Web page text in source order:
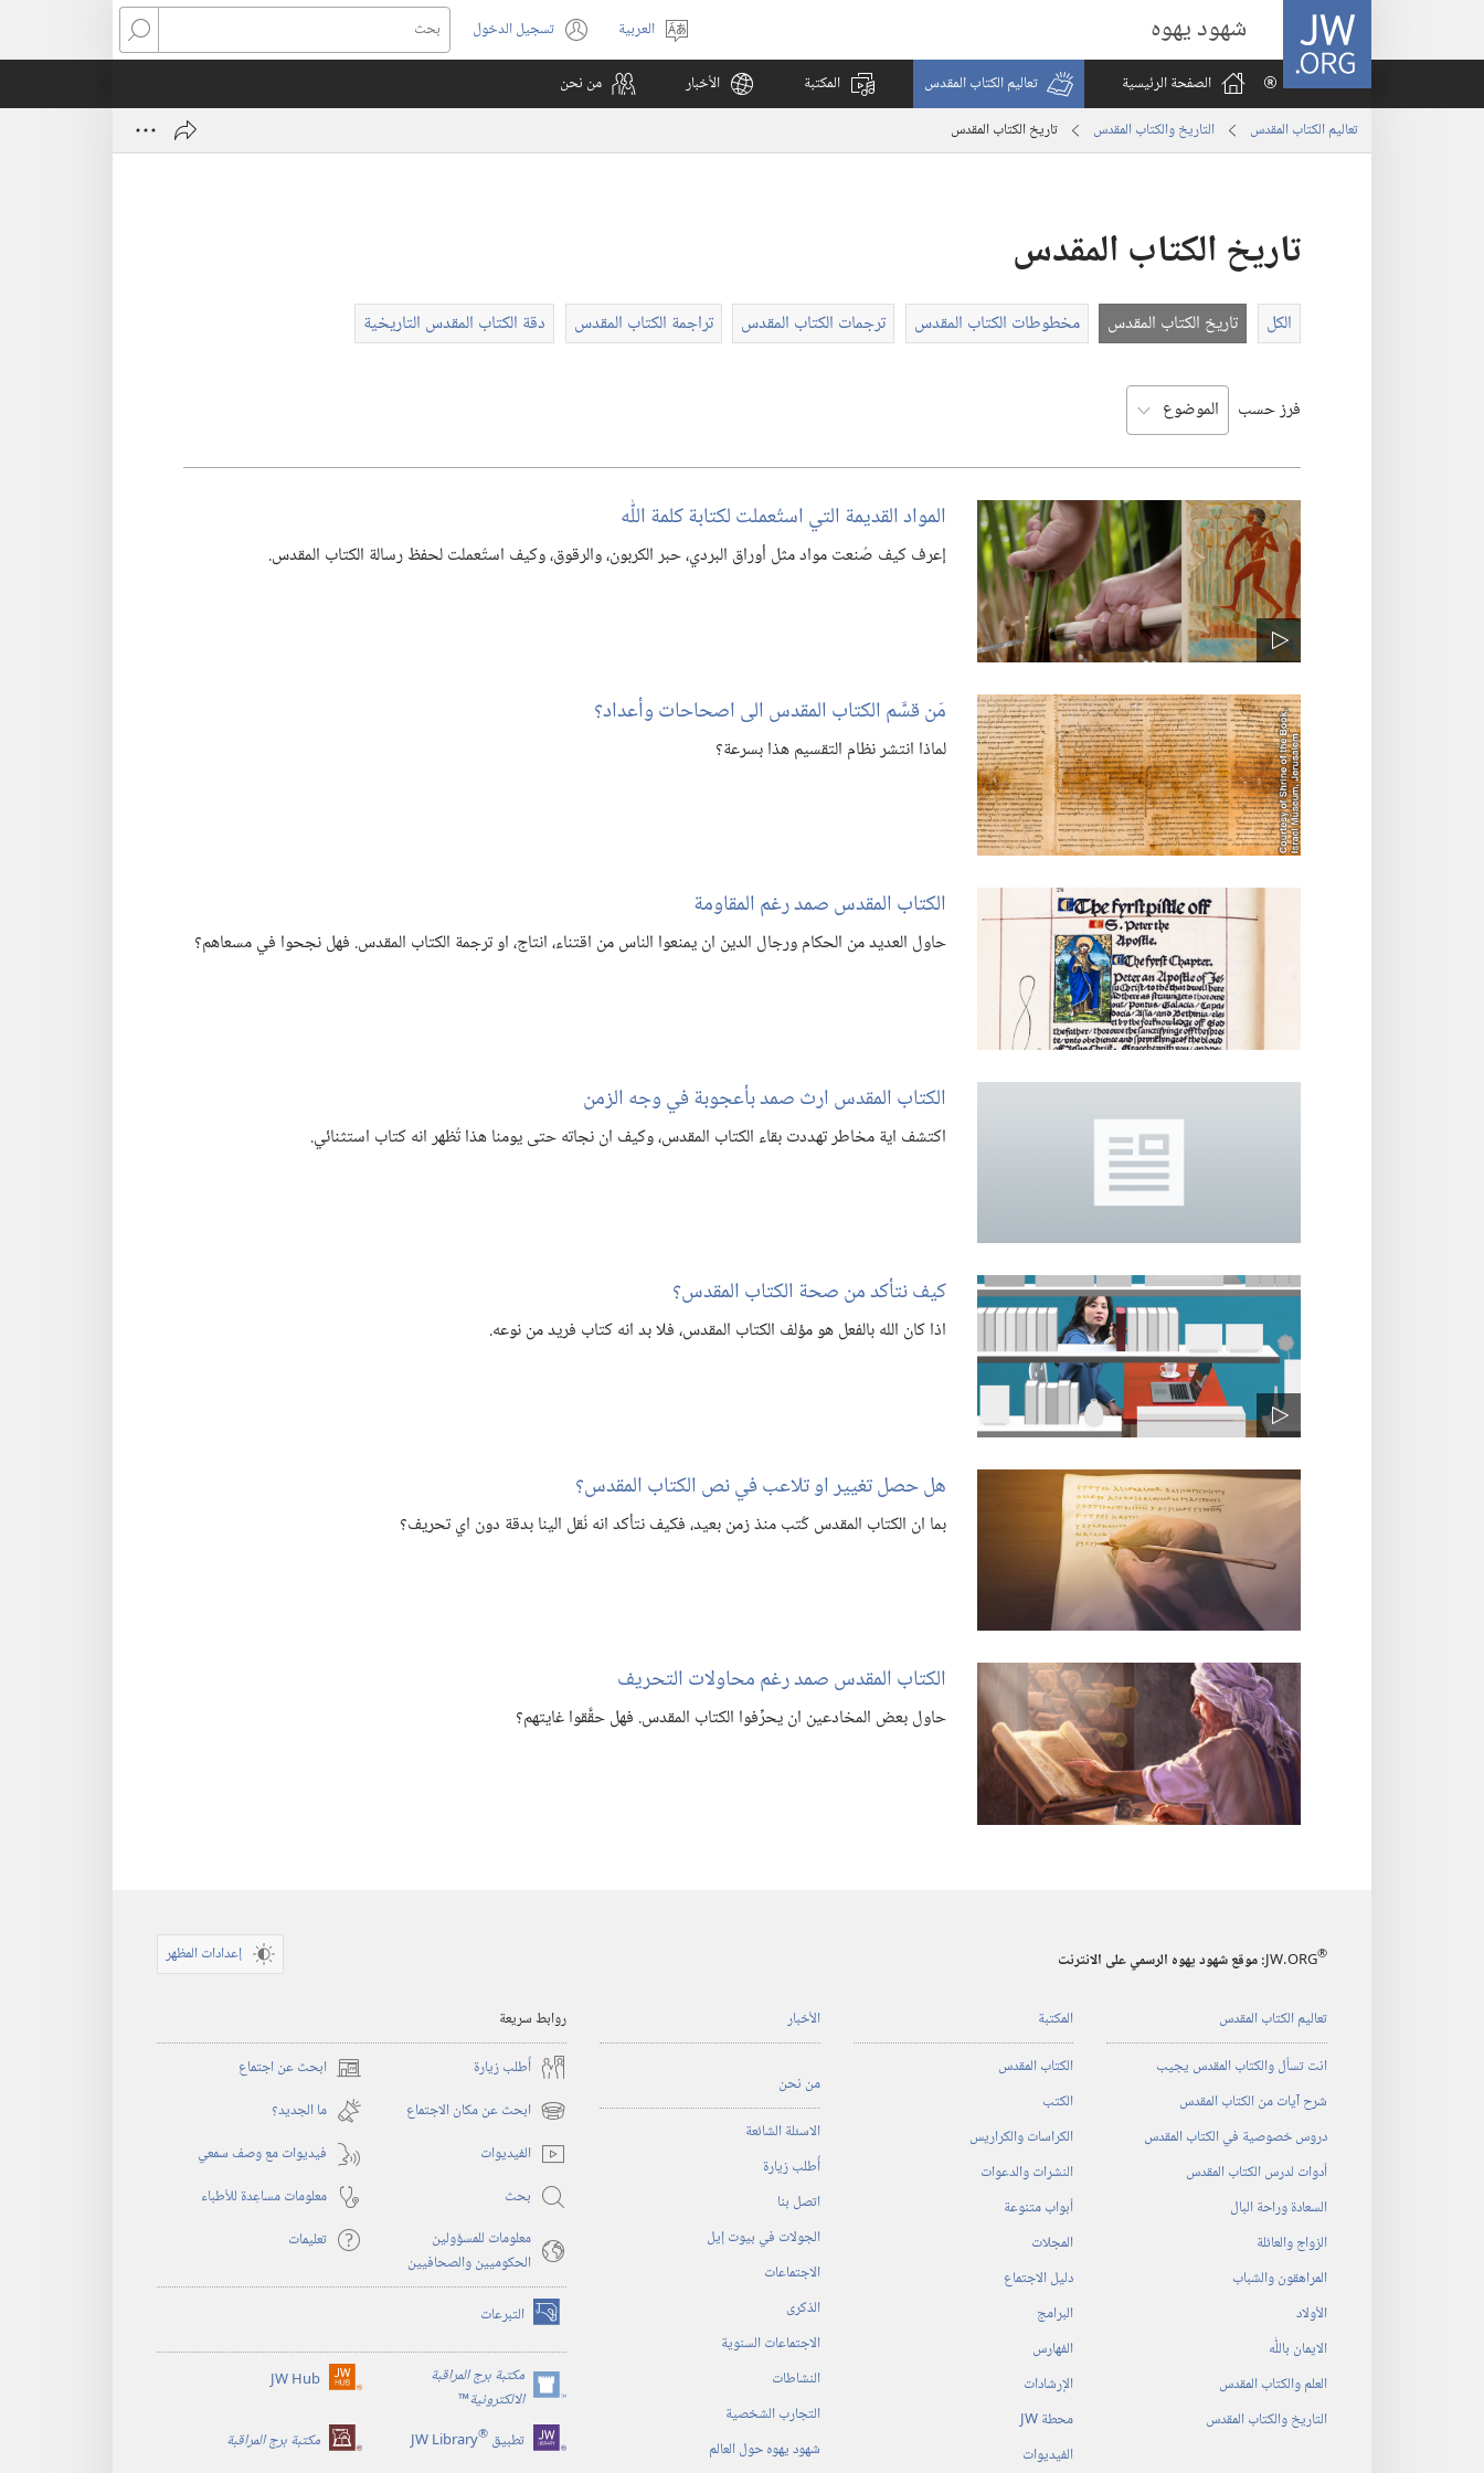
JW.ORG شهود يهوه
اختر
اللغة
العربية تسجيل الدخول
(يفتح
نافذة
بحث
الصفحة الرئيسية
تعاليم الكتاب المقدس المكتبة الأخبار من نحن
تعاليم الكتاب المقدس التاريخ والكتاب المقدس تاريخ الكتاب المقدس
تاريخ الكتاب المقدس
الكل تاريخ الكتاب المقدس مخطوطات الكتاب المقدس ترجمات الكتاب المقدس تراجمة الكتاب المقدس دقة الكتاب المقدس التاريخية
فرز حسب
المواد القديمة التي استُعملت لكتابة كلمة اللّٰه
إعرف كيف صُنعت مواد مثل أوراق البردي،‏ حبر الكربون،‏ والرقوق،‏ وكيف استُعملت لحفظ رسالة الكتاب المقدس.‏
مَن قسَّم الكتاب المقدس الى اصحاحات وأعداد؟‏
لماذا انتشر نظام التقسيم هذا بسرعة؟‏
الكتاب المقدس صمد رغم المقاومة
حاول العديد من الحكام ورجال الدين ان يمنعوا الناس من اقتناء،‏ انتاج،‏ او ترجمة الكتاب المقدس.‏ فهل نجحوا في مسعاهم؟‏
الكتاب المقدس ارث صمد بأعجوبة في وجه الزمن
اكتشف اية مخاطر تهددت بقاء الكتاب المقدس،‏ وكيف ان نجاته حتى يومنا هذا تُظهر انه كتاب استثنائي.‏
كيف نتأكد من صحة الكتاب المقدس؟‏
اذا كان الله بالفعل هو مؤلف الكتاب المقدس،‏ فلا بد انه كتاب فريد من نوعه.‏
هل حصل تغيير او تلاعب في نص الكتاب المقدس؟‏
بما ان الكتاب المقدس كُتب منذ زمن بعيد،‏ فكيف نتأكد انه نُقل الينا بدقة دون اي تحريف؟‏
الكتاب المقدس صمد رغم محاولات التحريف
حاول بعض المخادعين ان يحرِّفوا الكتاب المقدس.‏ فهل حقَّقوا غايتهم؟‏
JW.ORG® :‏ موقع شهود يهوه الرسمي على الانترنت إعدادات المظهر
تعاليم الكتاب المقدس
انت تسأل والكتاب المقدس يجيب
شرح آيات من الكتاب المقدس
دروس خصوصية في الكتاب المقدس
أدوات لدرس الكتاب المقدس
السعادة وراحة البال
الزواج والعائلة
المراهقون والشباب
الأولاد
الايمان باللّٰه
العلم والكتاب المقدس
التاريخ والكتاب المقدس
المكتبة
الكتاب المقدس
الكتب
الكراسات والكراريس
النشرات والدعوات
أبواب متنوعة
المجلات
دليل الاجتماع
البرامج
الفهارس
الإرشادات
محطة‏ ‏JW
الفيديوات
الأخبار
من نحن
الاسئلة الشائعة
أُطلب زيارة
اتصل بنا
الجولات في بيوت إيل
الاجتماعات
الذكرى
الاجتماعات السنوية
النشاطات
التجارب الشخصية
شهود يهوه حول العالم
روابط سريعة
أُطلب زيارة
ابحث عن اجتماع (يفتح
نافذة
جديدة)
ابحث عن مكان الاجتماع (يفتح
نافذة
جديدة)
ما الجديد؟‏
الفيديوات
فيديوات مع وصف سمعي
بحث
معلومات مساعِدة للأطباء
معلومات للمسؤولين
الحكوميين والصحافيين
تعليمات
التبرعات (يفتح
نافذة
جديدة) مكتبة برج المراقبة
الالكترونية™
(يفتح
نافذة
جديدة)
JW Hub (يفتح
جديدة)
تطبيق ®
JW Library مكتبة برج المراقبة